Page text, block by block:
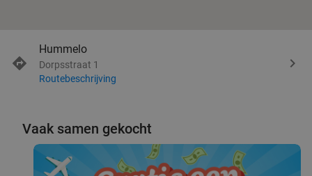
Hummelo
Dorpsstraat 1
Routebeschrijving
Vaak samen gekocht